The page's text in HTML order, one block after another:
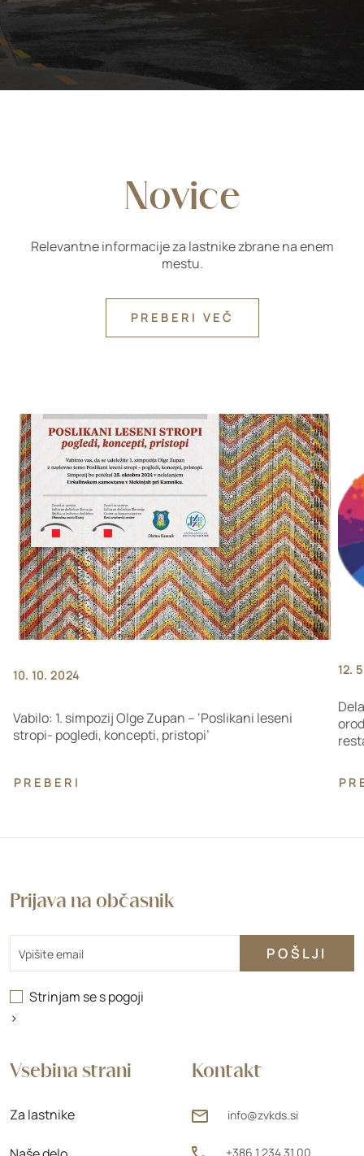
Novice
Relevantne informacije za lastnike zbrane na enem
mestu.
PREBERI VEČ
10. 10. 2024
Vabilo: 1. simpozij Olge Zupan – ‘Poslikani leseni
stropi- pogledi, koncepti, pristopi’
PREBERI
12.
Kontakt
info@zvkds.si
+386 1 234 31 00
Vsebina strani
Za lastnike
Prijava na občasnik
Strinjam se spogoji
>